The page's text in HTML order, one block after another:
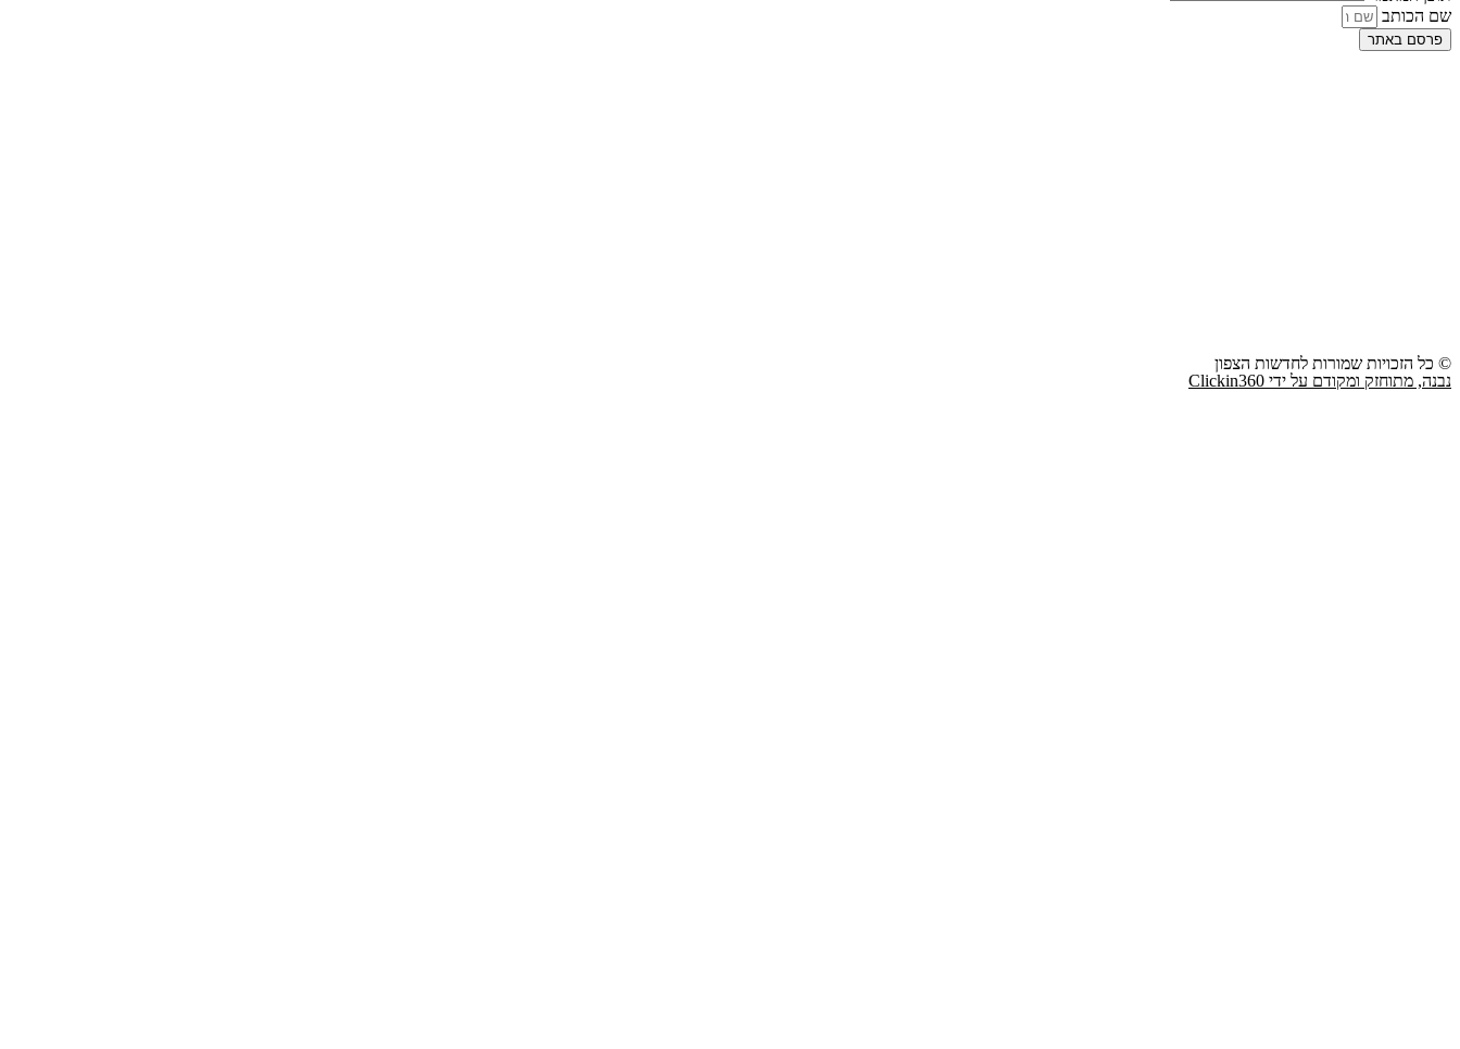
שם הכותב
פרסם באתר
© כל הזכויות שמורות לחדשות הצפון
נבנה, מתוחזק ומקודם על ידי Clickin360